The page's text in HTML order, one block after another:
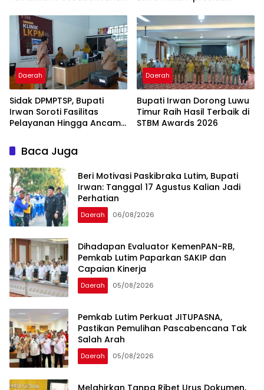
Daerah
Sidak DPMPTSP, Bupati
Irwan Soroti Fasilitas
Pelayanan Hingga Ancam
Daerah
Bupati Irwan Dorong Luwu
Timur Raih Hasil Terbaik di
STBM Awards 2026
Baca Juga
Beri Motivasi Paskibraka Lutim, Bupati
Irwan: Tanggal 17 Agustus Kalian Jadi
Perhatian
Daerah 06/08/2026
Dihadapan Evaluator KemenPAN-RB,
Pemkab Lutim Paparkan SAKIP dan
Capaian Kinerja
Daerah 05/08/2026
Pemkab Lutim Perkuat JITUPASNA,
Pastikan Pemulihan Pascabencana Tak
Salah Arah
Daerah 05/08/2026